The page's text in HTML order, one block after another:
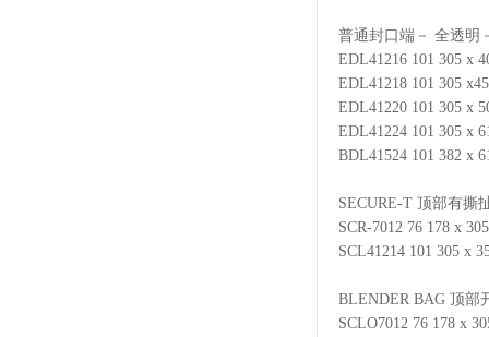
普通封口端－ 全透明
EDL41216 101 305 x
EDL41218 101 305
EDL41220 101 305 x
EDL41224 101 305 x
BDL41524 101 382 x
SECURE-T 顶部有撕
SCR-7012 76 178 x
SCL41214 101 305 x
BLENDER BAG 顶部
SCLO7012 76 178 x